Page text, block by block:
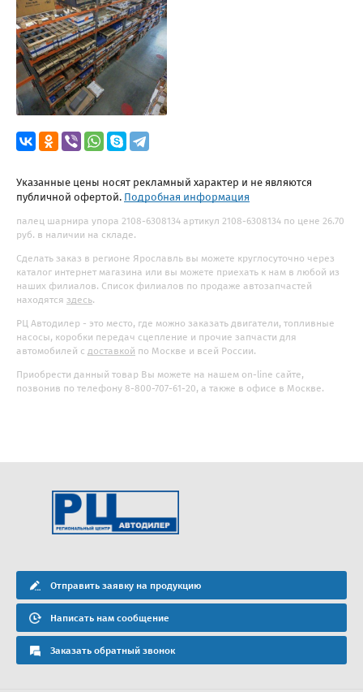
Указанные цены носят рекламный характер и не являются
публичной офертой. Подробная информация
палец шарнира упора 2108-6308134 артикул 2108-6308134 по цене 26.70
руб. в наличии на складе.
Сделать заказ в регионе Ярославль вы можете круглосуточно через
каталог интернет магазина или вы можете приехать к нам в любой из
наших филиалов. Список филиалов по продаже автозапчастей
находятся здесь.
РЦ Автодилер - это место, где можно заказать двигатели, топливные
насосы, коробки передач сцепление и прочие запчасти для
автомобилей с доставкой по Москве и всей России.
Приобрести данный товар Вы можете на нашем on-line сайте,
позвонив по телефону 8-800-707-61-20, а также в офисе в Москве.
Отправить заявку на продукцию
Написать нам сообщение
Заказать обратный звонок